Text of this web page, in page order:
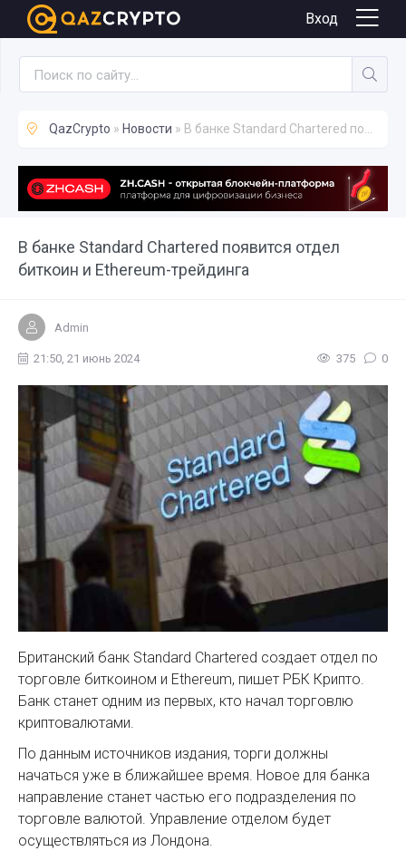
Вход
QazCrypto » Новости » В банке Standard Chartered появится отдел биткоин и Ethereum-трейдинга
В банке Standard Chartered появится отдел
биткоин и Ethereum-трейдинга
Новости
Admin
21:50, 21 июнь 2024 375 0
Британский банк Standard Chartered создает отдел по
торговле биткоином и Ethereum, пишет РБК Крипто.
Банк станет одним из первых, кто начал торговлю
криптовалютами.
По данным источников издания, торги должны
начаться уже в ближайшее время. Новое для банка
направление станет частью его подразделения по
торговле валютой. Управление отделом будет
осуществляться из Лондона.